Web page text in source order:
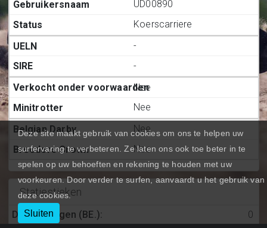
UD00890
Koerscarriere
-
-
Nee
Nee
Nee
Nee
Statiestieken
Deelnemingen (BE.): 0
Deze site maakt gebruik van cookies om ons te helpen uw
surfervaring te verbeteren. Ze laten ons ook toe beter in te
spelen op uw behoeften en rekening te houden met uw
voorkeuren. Door verder te surfen, aanvaardt u het gebruik van
deze cookies.
Sluiten